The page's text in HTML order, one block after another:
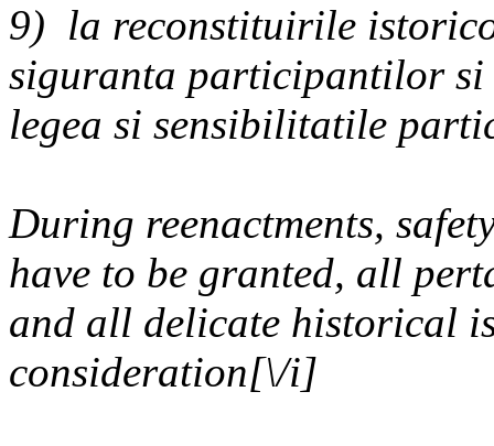
9) la reconstituirile
siguranta participantilor si
legea si sensibilitatile
During reenactments,
have to be granted, all
and all delicate historical
consideration[\/i]